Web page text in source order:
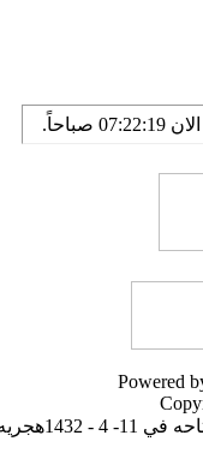
Powered
نظر كاتبها